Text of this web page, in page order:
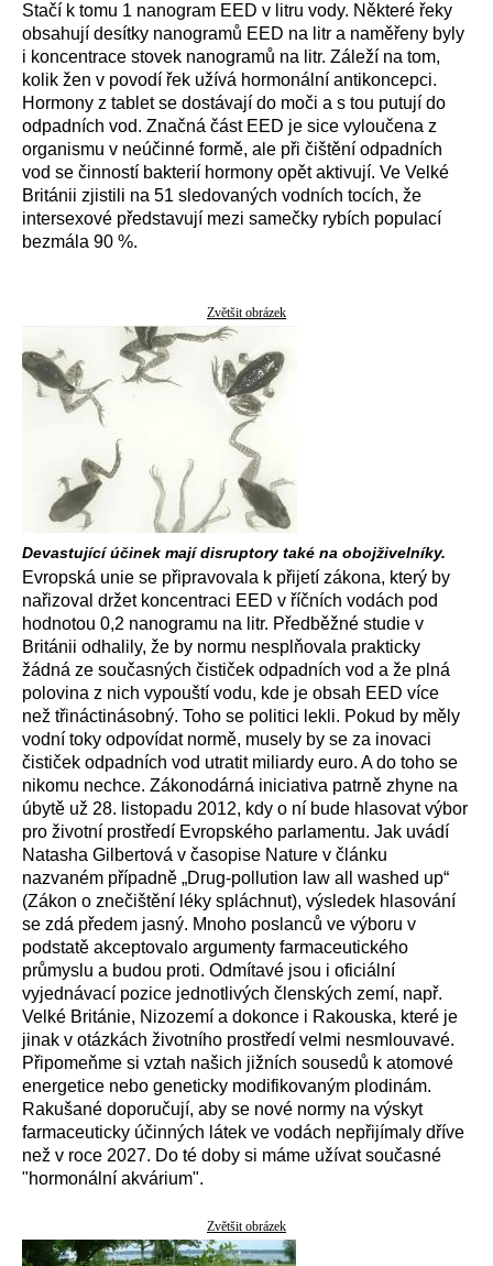
Stačí k tomu 1 nanogram EED v litru vody. Některé řeky
obsahují desítky nanogramů EED na litr a naměřeny byly
i koncentrace stovek nanogramů na litr. Záleží na tom,
kolik žen v povodí řek užívá hormonální antikoncepci.
Hormony z tablet se dostávají do moči a s tou putují do
odpadních vod. Značná část EED je sice vyloučena z
organismu v neúčinné formě, ale při čištění odpadních
vod se činností bakterií hormony opět aktivují. Ve Velké
Británii zjistili na 51 sledovaných vodních tocích, že
intersexové představují mezi samečky rybích populací
bezmála 90 %.
Zvětšit obrázek
Devastující účinek mají disruptory také na obojživelníky.
Evropská unie se připravovala k přijetí zákona, který by
nařizoval držet koncentraci EED v říčních vodách pod
hodnotou 0,2 nanogramu na litr. Předběžné studie v
Británii odhalily, že by normu nesplňovala prakticky
žádná ze současných čističek odpadních vod a že plná
polovina z nich vypouští vodu, kde je obsah EED více
než třináctinásobný. Toho se politici lekli. Pokud by měly
vodní toky odpovídat normě, musely by se za inovaci
čističek odpadních vod utratit miliardy euro. A do toho se
nikomu nechce. Zákonodárná iniciativa patrně zhyne na
úbytě už 28. listopadu 2012, kdy o ní bude hlasovat výbor
pro životní prostředí Evropského parlamentu. Jak uvádí
Natasha Gilbertová v časopise Nature v článku
nazvaném případně „Drug-pollution law all washed up“
(Zákon o znečištění léky spláchnut), výsledek hlasování
se zdá předem jasný. Mnoho poslanců ve výboru v
podstatě akceptovalo argumenty farmaceutického
průmyslu a budou proti. Odmítavé jsou i oficiální
vyjednávací pozice jednotlivých členských zemí, např.
Velké Británie, Nizozemí a dokonce i Rakouska, které je
jinak v otázkách životního prostředí velmi nesmlouvavé.
Připomeňme si vztah našich jižních sousedů k atomové
energetice nebo geneticky modifikovaným plodinám.
Rakušané doporučují, aby se nové normy na výskyt
farmaceuticky účinných látek ve vodách nepřijímaly dříve
než v roce 2027. Do té doby si máme užívat současné
"hormonální akvárium".
Zvětšit obrázek